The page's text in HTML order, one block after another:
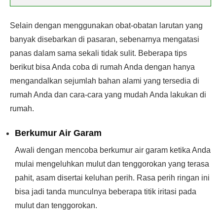
Selain dengan menggunakan obat-obatan larutan yang
banyak disebarkan di pasaran, sebenarnya mengatasi
panas dalam sama sekali tidak sulit. Beberapa tips
berikut bisa Anda coba di rumah Anda dengan hanya
mengandalkan sejumlah bahan alami yang tersedia di
rumah Anda dan cara-cara yang mudah Anda lakukan di
rumah.
Berkumur Air Garam
Awali dengan mencoba berkumur air garam ketika Anda
mulai mengeluhkan mulut dan tenggorokan yang terasa
pahit, asam disertai keluhan perih. Rasa perih ringan ini
bisa jadi tanda munculnya beberapa titik iritasi pada
mulut dan tenggorokan.